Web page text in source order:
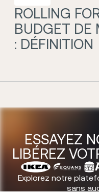
ROLLING
BUDGET DE
: DÉFINITION
ESSAYEZ
LIBÉREZ
Explorez notre
sans